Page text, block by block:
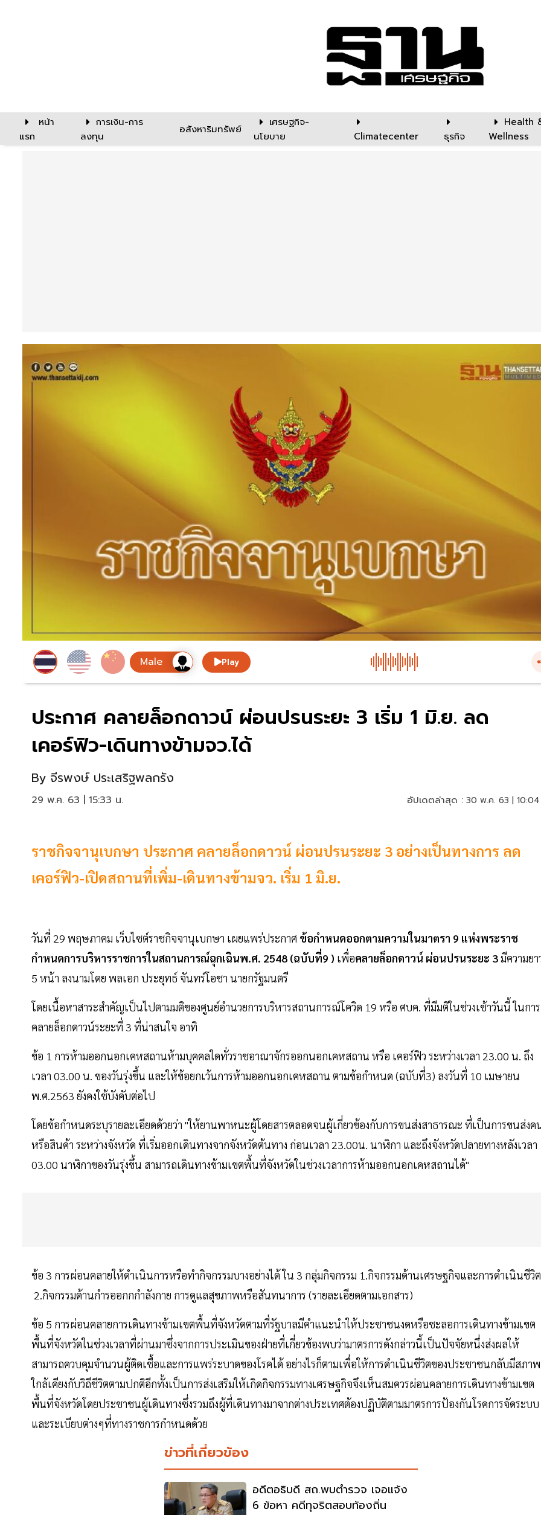
หน้า
แรก
การเงิน-การ
ลงทุน
อสังหาริมทรัพย์
เศรษฐกิจ-
นโยบาย
Climatecenter ธุรกิจ
Health
Wellness
Play
ประกาศ คลายล็อกดาวน์ ผ่อนปรนระยะ 3 เริ่ม 1 มิ.ย. ลด
เคอร์ฟิว-เดินทางข้ามจว.ได้
By จีรพงษ์ ประเสริฐพลกรัง
29 พ.ค. 63 | 15:33 น. อัปเดตล่าสุด : 30 พ.ค. 63 |
ราชกิจจานุเบกษา ประกาศ คลายล็อกดาวน์ ผ่อนปรนระยะ 3 อย่างเป็นทางการ ลด
เคอร์ฟิว-เปิดสถานที่เพิ่ม-เดินทางข้ามจว. เริ่ม 1 มิ.ย.
วันที่ 29 พฤษภาคม เว็บไซต์ราชกิจจานุเบกษา เผยแพร่ประกาศ ข้อกำหนดออกตามความในมาตรา 9 แห่งพระราช
กำหนดการบริหารราชการในสถานการณ์ฉุกเฉินพ.ศ. 2548 (ฉบับที่9 ) เพื่อคลายล็อกดาวน์ ผ่อนปรนระยะ 3มีความยา
5 หน้า ลงนามโดย พลเอก ประยุทธ์ จันทร์โอชา นายกรัฐมนตรี
โดยเนื้อหาสาระสำคัญเป็นไปตามมติของศูนย์อำนวยการบริหารสถานการณ์โควิด 19 หรือ ศบค. ที่มีมติในช่วงเช้าวันนี้ ในการ
คลายล็อกดาวน์ระยะที่ 3 ที่น่าสนใจ อาทิ
ข้อ 1 การห้ามออกนอกเคหสถานห้ามบุคคลใดทั่วราชอาณาจักรออกนอกเคหสถาน หรือ เคอร์ฟิว ระหว่างเวลา 23.00 น. ถึง
เวลา 03.00 น. ของวันรุ่งขึ้น และให้ข้อยกเว้นการห้ามออกนอกเคหสถาน ตามข้อกำหนด (ฉบับที่3) ลงวันที่ 10 เมษายน
พ.ศ.2563 ยังคงใช้บังคับต่อไป
โดยข้อกำหนดระบุรายละเอียดด้วยว่า "ให้ยานพาหนะผู้โดยสารตลอดจนผู้เกี่ยวข้องกับการขนส่งสาธารณะ ที่เป็นการขนส่งค
หรือสินค้า ระหว่างจังหวัด ที่เริ่มออกเดินทางจากจังหวัดต้นทาง ก่อนเวลา 23.00น. นาฬิกา และถึงจังหวัดปลายทางหลังเวลา
03.00 นาฬิกาของวันรุ่งขึ้น สามารถเดินทางข้ามเขตพื้นที่จังหวัดในช่วงเวลาการห้ามออกนอกเคหสถานได้"
ข้อ 3 การผ่อนคลายให้ดำเนินการหรือทำกิจกรรมบางอย่างได้ ใน 3 กลุ่มกิจกรรม 1.กิจกรรมด้านเศรษฐกิจและการดำเนินชีวิต
2.กิจกรรมด้านกำรออกกกำลังกาย การดูแลสุขภาพหรือสันทนาการ (รายละเอียดตามเอกสาร)
ข้อ 5 การผ่อนคลายการเดินทางข้ามเขตพื้นที่จังหวัดตามที่รัฐบาลมีคำแนะนำให้ประชาชนงดหรือชะลอการเดินทางข้ามเขต
พื้นที่จังหวัดในช่วงเวลาที่ผ่านมาซึ่งจากการประเมินของฝ่ายที่เกี่ยวข้องพบว่ามาตรการดังกล่าวนี้เป็นปัจจัยหนึ่งส่งผลให้
สามารถควบคุมจำนวนผู้ติดเชื้อและการแพร่ระบาดของโรคได้ อย่างไรก็ตามเพื่อให้การดำเนินชีวิตของประชาชนกลับมีสภาพ
ใกล้เคียงกับวิถีชีวิตตามปกติอีกทั้งเป็นการส่งเสริมให้เกิดกิจกรรมทางเศรษฐกิจจึงเห็นสมควรผ่อนคลายการเดินทางข้ามเขต
พื้นที่จังหวัดโดยประชาชนผู้เดินทางซึ่งรวมถึงผู้ที่เดินทางมาจากต่างประเทศต้องปฏิบัติตามมาตรการป้องกันโรคการจัดระบบ
และระเบียบต่างๆที่ทางราชการกำหนดด้วย
ข่าวที่เกี่ยวข้อง
อดีตอธิบดี สถ.พบตำรวจ เจอแจ้ง
6 ข้อหา คดีทุจริตสอบท้องถิ่น